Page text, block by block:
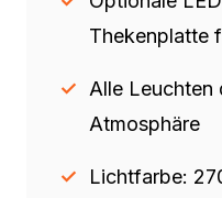
Thekenplatte
Alle Leuchten
Atmosphäre
Lichtfarbe: